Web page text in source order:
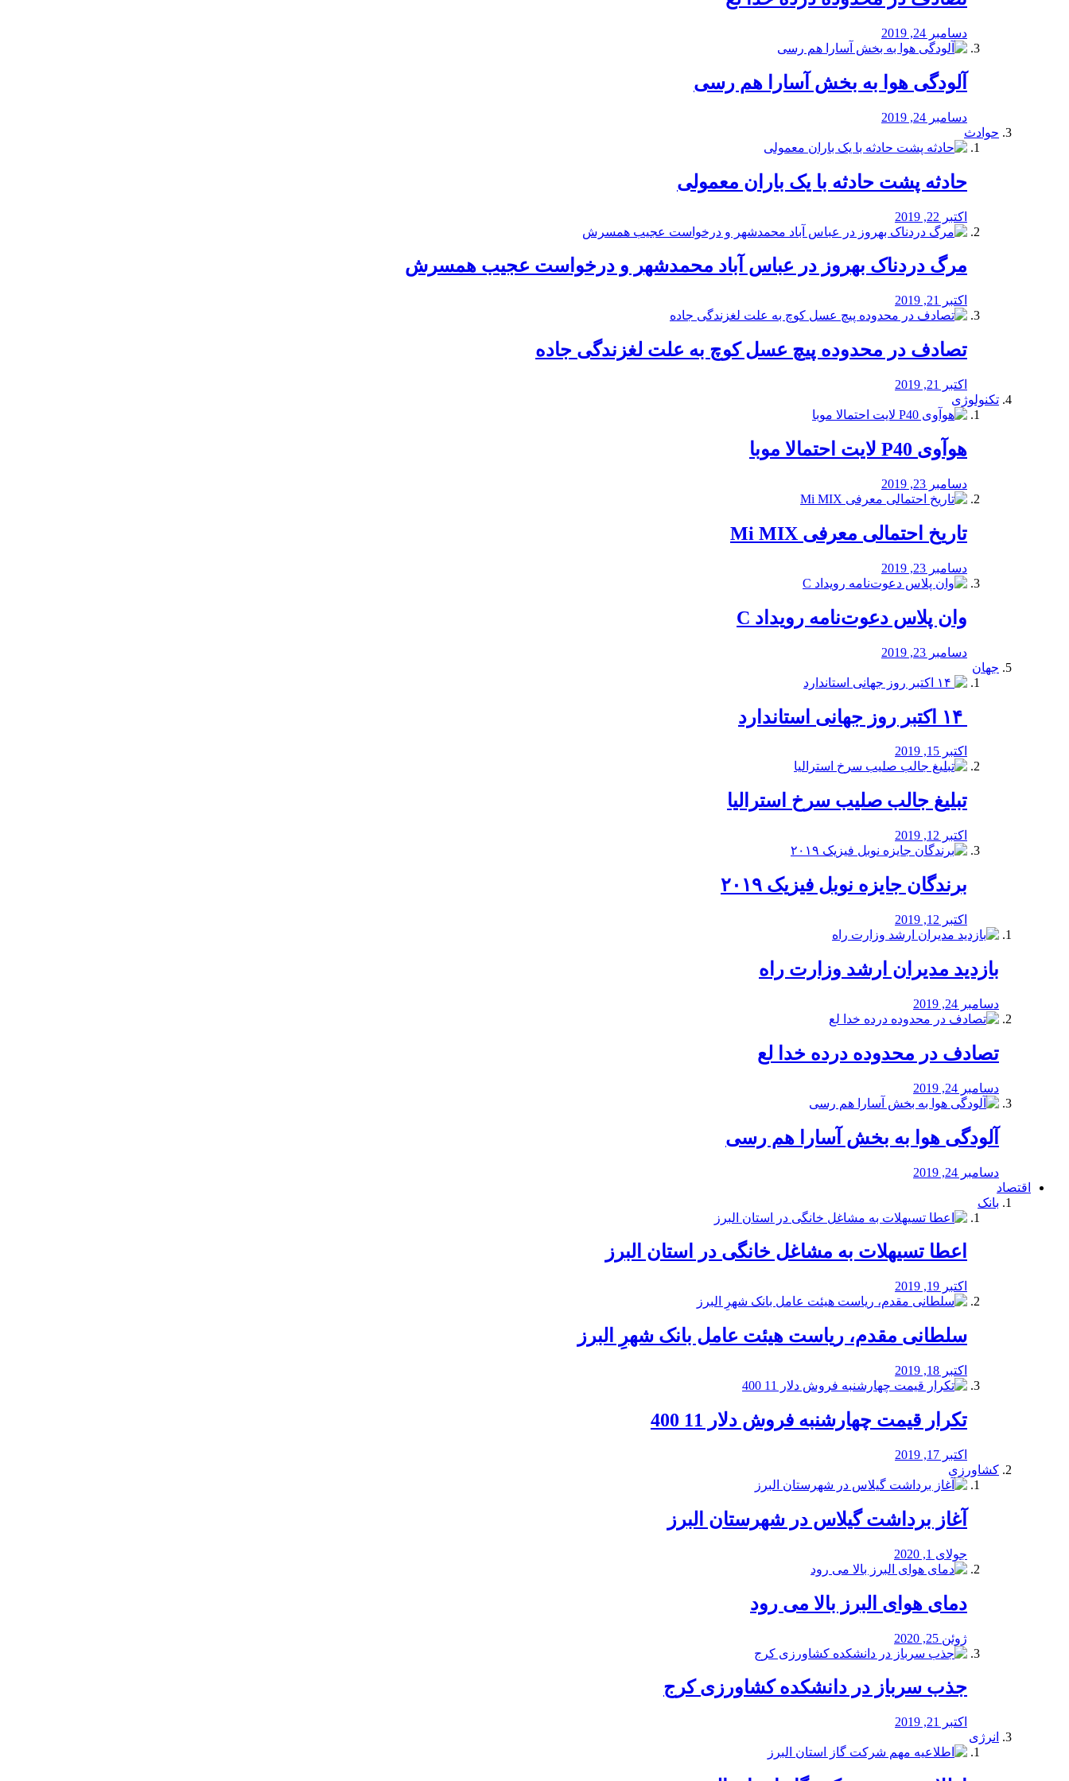
دسامبر 24, 2019
آلودگی هوا به بخش آسارا هم رسی
دسامبر 24, 2019
حوادث
️حادثه پشت حادثه با یک باران معمولی
اکتبر 22, 2019
مرگ دردناک بهروز در عباس آباد محمدشهر و درخواست عجیب همسرش
اکتبر 21, 2019
تصادف در محدوده پیچ عسل کوچ به علت لغزندگی جاده
اکتبر 21, 2019
تکنولوژی
هوآوی P40 لایت احتمالا موبا
دسامبر 23, 2019
تاریخ احتمالی معرفی Mi MIX
دسامبر 23, 2019
وان پلاس دعوت‌نامه رویداد C
دسامبر 23, 2019
جهان
اکتبر 15, 2019
تبلیغ جالب صلیب سرخ استرالیا
اکتبر 12, 2019
برندگان جایزه نوبل فیزیک ۲۰۱۹
اکتبر 12, 2019
بازدید مدیران ارشد وزارت راه
دسامبر 24, 2019
تصادف در محدوده درده خدا لع
دسامبر 24, 2019
آلودگی هوا به بخش آسارا هم رسی
دسامبر 24, 2019
اقتصاد
بانک
️اعطا تسیهلات به مشاغل خانگی در استان البرز
اکتبر 19, 2019
سلطانی مقدم، ریاست هیئت عامل بانک شهرِ البرز
اکتبر 18, 2019
تکرار قیمت چهارشنبه فروش دلار 11 400
اکتبر 17, 2019
کشاورزی
آغاز برداشت گیلاس در شهرستان البرز
جولای 1, 2020
دمای هوای البرز بالا می رود
ژوئن 25, 2020
جذب سرباز در دانشکده کشاورزی کرج
اکتبر 21, 2019
انرژی